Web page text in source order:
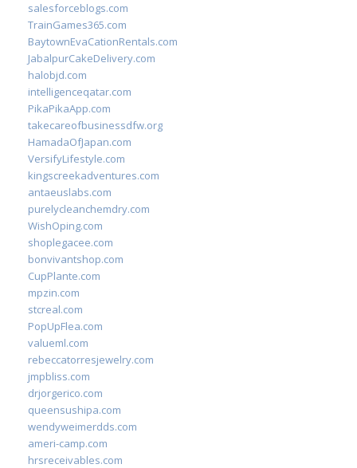
salesforceblogs.com
TrainGames365.com
BaytownEvaCationRentals.com
JabalpurCakeDelivery.com
halobjd.com
intelligenceqatar.com
PikaPikaApp.com
takecareofbusinessdfw.org
HamadaOfJapan.com
VersifyLifestyle.com
kingscreekadventures.com
antaeuslabs.com
purelycleanchemdry.com
WishOping.com
shoplegacee.com
bonvivantshop.com
CupPlante.com
mpzin.com
stcreal.com
PopUpFlea.com
valueml.com
rebeccatorresjewelry.com
jmpbliss.com
drjorgerico.com
queensushipa.com
wendyweimerdds.com
ameri-camp.com
hrsreceivables.com